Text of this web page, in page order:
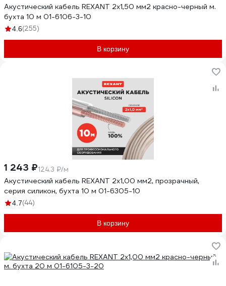
Акустический кабель REXANT 2х1,50 мм2 красно-черный м.
бухта 10 м 01-6106-3-10
4.6(255)
В корзину
1 243 ₽124.3 ₽/м
Акустический кабель REXANT 2х1,00 мм2, прозрачный,
серия силикон, бухта 10 м 01-6305-10
4.7(44)
В корзину